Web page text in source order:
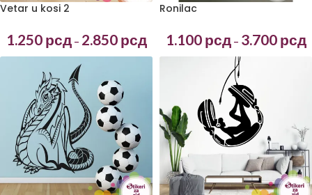
Vetar u kosi 2
1.250 рсд – 2.850 рсд
Ronilac
1.100 рсд – 3.700 рсд